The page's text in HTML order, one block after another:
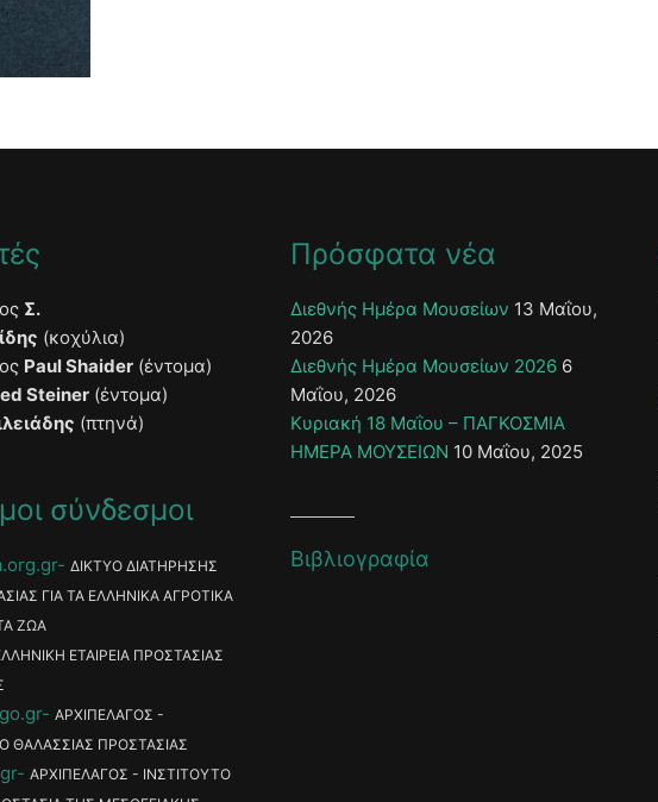
Σ.
(κοχύλια)
Paul Shaider (έντομα)
Steiner (έντομα)
(πτηνά)
σύνδεσμοι
ΔΙΚΤΥΟ ΔΙΑΤΗΡΗΣΗΣ
ΓΙΑ ΤΑ ΕΛΛΗΝΙΚΑ ΑΓΡΟΤΙΚΑ
ΖΩΑ
ΕΤΑΙΡΕΙΑ ΠΡΟΣΤΑΣΙΑΣ
ΑΡΧΙΠΕΛΑΓΟΣ -
ΘΑΛΑΣΣΙΑΣ ΠΡΟΣΤΑΣΙΑΣ
ΑΡΧΙΠΕΛΑΓΟΣ - ΙΝΣΤΙΤΟΥΤΟ
Πρόσφατα νέα
Διεθνής Ημέρα Μουσείων 13 Μαΐου,
2026
Διεθνής Ημέρα Μουσείων 2026 6
Μαΐου, 2026
Κυριακή 18 Μαΐου – ΠΑΓΚΟΣΜΙΑ
ΗΜΕΡΑ ΜΟΥΣΕΙΩΝ 10 Μαΐου, 2025
Βιβλιογραφία